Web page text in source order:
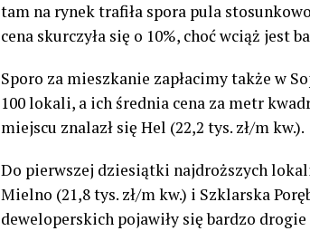
tam na rynek trafiła spora pula
cena skurczyła się o 10%, choć wciąż jest
Sporo za mieszkanie zapłacimy także w
100 lokali, a ich średnia cena za metr
miejscu znalazł się Hel (22,2 tys. zł/m kw.).
Do pierwszej dziesiątki najdroższych
Mielno (21,8 tys. zł/m kw.) i Szklarska
deweloperskich pojawiły się bardzo